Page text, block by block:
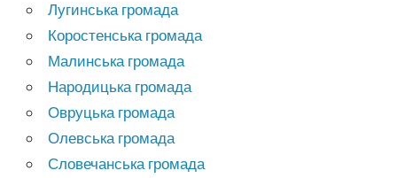
Лугинська громада
Коростенська громада
Малинська громада
Народицька громада
Овруцька громада
Олевська громада
Словечанська громада